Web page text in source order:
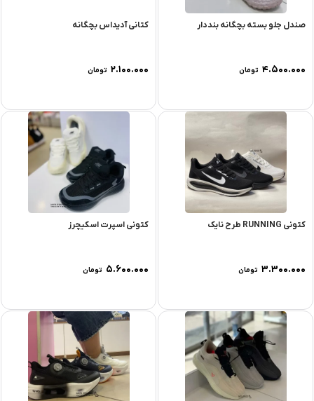
صندل جلو بسته بچگانه بنددار
۴.۵۰۰.۰۰۰ تومان
کتانی آدیداس بچگانه
۲.۱۰۰.۰۰۰ تومان
کتونی RUNNING طرح نایک
۳.۳۰۰.۰۰۰ تومان
کتونی اسپرت اسکیچرز
۵.۶۰۰.۰۰۰ تومان